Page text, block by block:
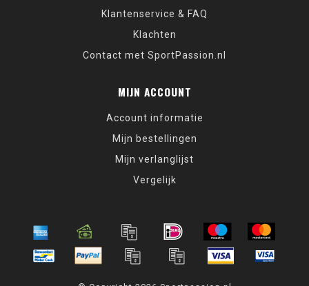
Klantenservice & FAQ
Klachten
Contact met SportPassion.nl
MIJN ACCOUNT
Account informatie
Mijn bestellingen
Mijn verlanglijst
Vergelijk